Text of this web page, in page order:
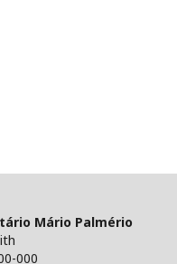
Mário Palmério
000